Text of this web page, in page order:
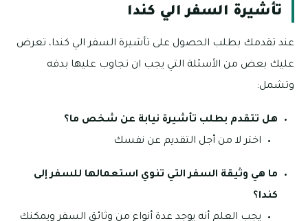
تأشيرة السفر الي كندا
عند تقدمك بطلب الحصول على تأشيرة السفر الي كندا، تعرض
عليك بعض من الأسئلة التي يجب ان تجاوب عليها بدقه
وتشمل:
هل تتقدم بطلب تأشيرة نيابة عن شخص ما؟
اختر لا من أجل التقديم عن نفسك
ما هي وثيقة السفر التي تنوي استعمالها للسفر إلى
كندا؟
يجب العلم أنه يوجد عدة أنواع من وثائق السفر ويمكنك